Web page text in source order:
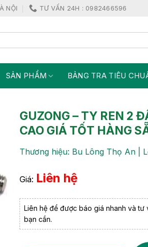
NỘI TƯ VẤN 24H : 0982466596
SẢN PHẨM BẢNG TRA TIÊU
GUZONG – TY REN 2
CAO GIÁ TỐT HÀNG
Thương hiệu: Bu Lông Thọ An |
Giá: Liên hệ
Liên hệ để được báo giá nhanh và tư
bạn cần.